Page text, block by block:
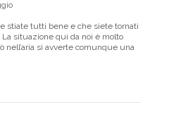
stiate tutti bene e che siete tornati
situazione qui da noi è molto
nell’aria si avverte comunque una